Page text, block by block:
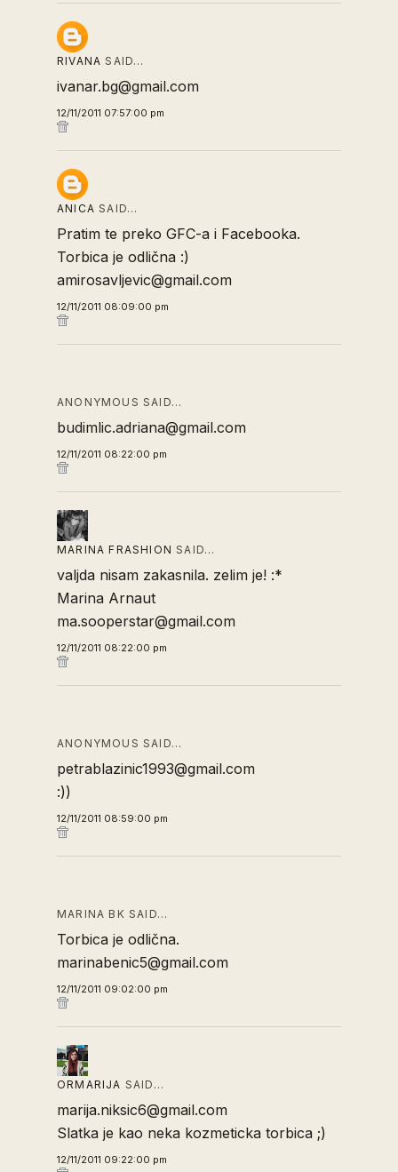
RIVANA SAID…
ivanar.bg@gmail.com
12/11/2011 07:57:00 pm
ANICA SAID…
Pratim te preko GFC-a i Facebooka.
Torbica je odlična :)
amirosavljevic@gmail.com
12/11/2011 08:09:00 pm
ANONYMOUS SAID…
budimlic.adriana@gmail.com
12/11/2011 08:22:00 pm
MARINA FRASHION SAID…
valjda nisam zakasnila. zelim je! :*
Marina Arnaut
ma.sooperstar@gmail.com
12/11/2011 08:22:00 pm
ANONYMOUS SAID…
petrablazinic1993@gmail.com
:))
12/11/2011 08:59:00 pm
MARINA BK SAID…
Torbica je odlična.
marinabenic5@gmail.com
12/11/2011 09:02:00 pm
ORMARIJA SAID…
marija.niksic6@gmail.com
Slatka je kao neka kozmeticka torbica ;)
12/11/2011 09:22:00 pm